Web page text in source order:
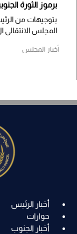
برموز الثورة
بتوجيهات من
المجلس الانتقالي
أخبار المجلس
أخبار الرئيس
حوارات
أخبار الجنوب